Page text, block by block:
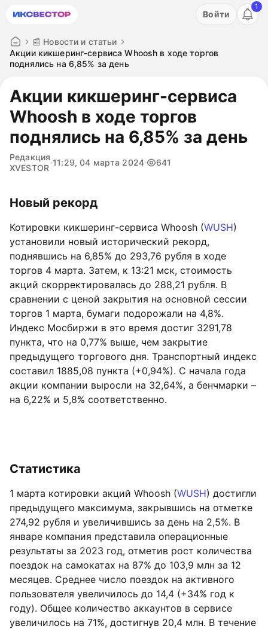
Акция: бесплатный пробный период на 3 дня!
Войти
1
📰 Новости и статьи
Акции кикшеринг-сервиса Whoosh в ходе торгов
поднялись на 6,85% за день
Акции кикшеринг-сервиса
Whoosh в ходе торгов
поднялись на 6,85% за день
Редакция
XVESTOR
11:29, 04 марта 2024 641
Новый рекорд
Котировки кикшеринг-сервиса Whoosh (WUSH)
установили новый исторический рекорд,
поднявшись на 6,85% до 293,76 рубля в ходе
торгов 4 марта. Затем, к 13:21 мск, стоимость
акций скорректировалась до 288,21 рубля. В
сравнении с ценой закрытия на основной сессии
торгов 1 марта, бумаги подорожали на 4,8%.
Индекс Мосбиржи в это время достиг 3291,78
пункта, что на 0,77% выше, чем закрытие
предыдущего торгового дня. Транспортный индекс
составил 1885,08 пункта (+0,94%). С начала года
акции компании выросли на 32,64%, а бенчмарки –
на 6,22% и 5,8% соответственно.
Статистика
1 марта котировки акций Whoosh (WUSH) достигли
предыдущего максимума, закрывшись на отметке
274,92 рубля и увеличившись за день на 2,5%. В
январе компания представила операционные
результаты за 2023 год, отметив рост количества
поездок на самокатах на 87% до 103,9 млн за 12
месяцев. Среднее число поездок на активного
пользователя увеличилось до 14,4 (+34% год к
году). Общее количество аккаунтов в сервисе
увеличилось на 71%, достигнув 20,4 млн. В течение